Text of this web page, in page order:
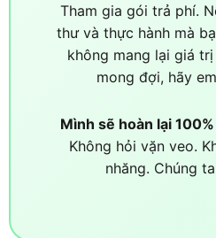
Tham gia gói trả phí.
thư và thực hành mà
không mang lại giá
mong đợi, hãy
Mình sẽ hoàn lại
Không hỏi vặn veo.
nhăng. Chúng